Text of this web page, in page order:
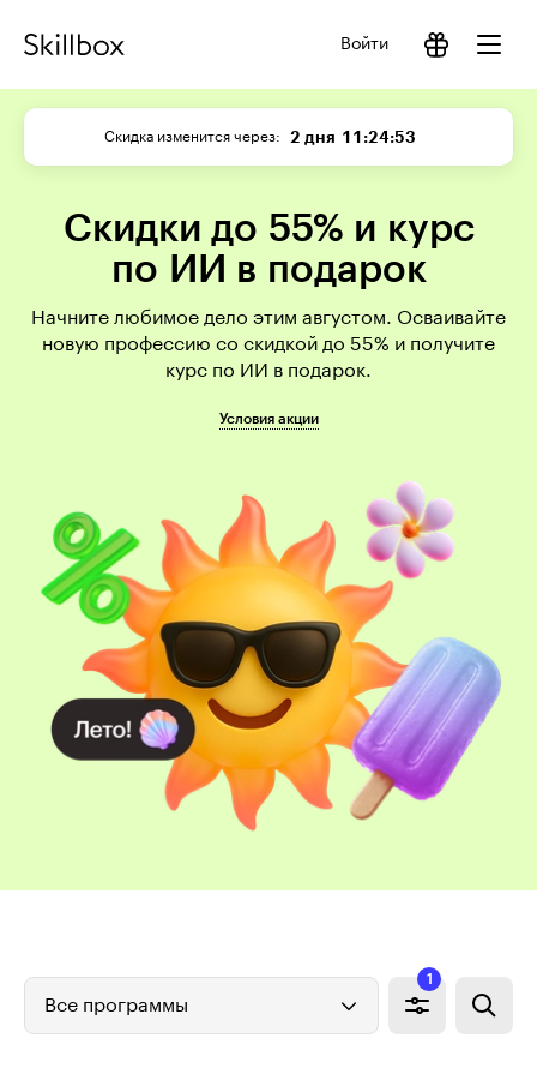
Войти
Скидка изменится через 2 дня 11:24:53
Скидки до 55% и курс
по ИИ в подарок
Начните любимое дело этим августом. Осваивайте
новую профессию со скидкой до 55% и получите
курс по ИИ в подарок.
Условия акции
Все программы
1